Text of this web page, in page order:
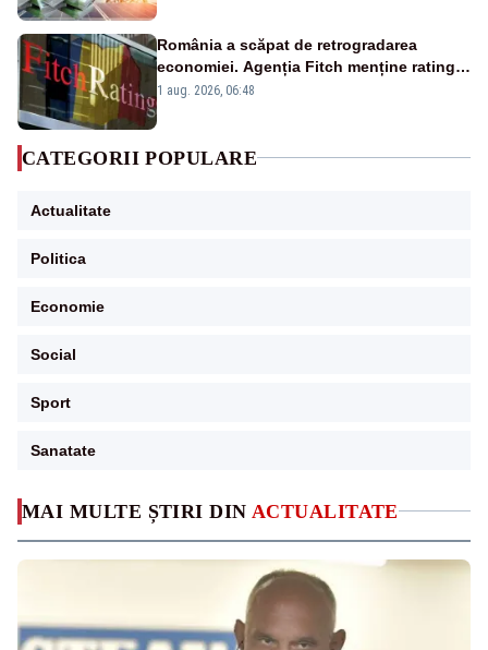
MAI MULTE ȘTIRI DIN ACTUALITATE
România a scăpat de retrogradarea
economiei. Agenția Fitch menține ratingul
„BBB-” cu perspectivă negativă
1 aug. 2026, 06:48
CATEGORII POPULARE
Actualitate
Politica
Economie
Social
Sport
Sanatate